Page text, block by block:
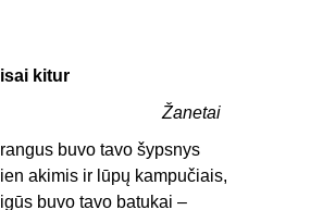
kitur
Žanetai
buvo tavo šypsnys
akimis ir lūpų kampučiais,
buvo tavo batukai –